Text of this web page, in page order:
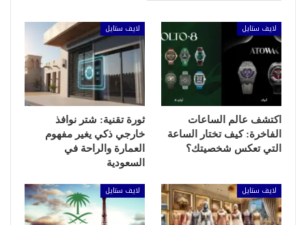
لايف ستايل
اكتشف عالم الساعات
الفاخرة: كيف تختار الساعة
التي تعكس شخصيتك؟
لايف ستايل
ثورة تقنية: شتر نوافذ
خارجي ذكي يغير مفهوم
العمارة والراحة في
السعودية
لايف ستايل لايف ستايل